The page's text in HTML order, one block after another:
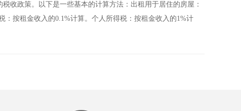
收政策。以下是一些基本的计算方法：出租用于居住的房屋：
：按租金收入的0.1%计算。个人所得税：按租金收入的1%计